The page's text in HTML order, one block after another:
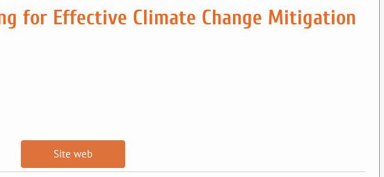
for Effective Climate Change Mitigation
Site web